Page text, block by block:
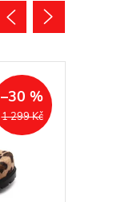
1 299 Kč
–30 %